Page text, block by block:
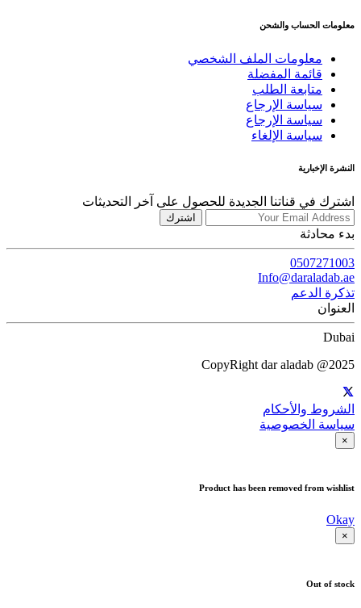
معلومات الحساب والشحن
معلومات الملف الشخصي
قائمة المفضلة
متابعة الطلب
سياسة الإرجاع
سياسة الإرجاع
سياسة الإلغاء
النشرة الإخبارية
اشترك في قناتنا الجديدة للحصول على آخر التحديثات
اشترك
بدء محادثة
0507271003
Info@daraladab.ae
تذكرة الدعم
العنوان
Dubai
CopyRight dar aladab @2025
الشروط والأحكام
سياسة الخصوصية
×
Product has been removed from wishlist
Okay
×
Out of stock